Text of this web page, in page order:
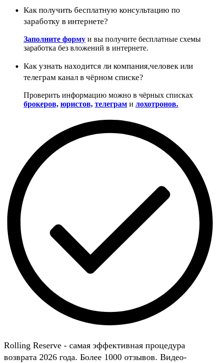
Как получить бесплатную консультацию по
заработку в интернете?
Заполните форму и вы получите бесплатные схемы
заработка без вложений в интернете.
Как узнать находится ли компания,человек или
телеграм канал в чёрном списке?
Проверить информацию можно в чёрных списках
брокеров, юристов, телеграм и лохотронов.
Rolling Reserve - самая эффективная процедура
возврата 2026 года. Более 1000 отзывов. Видео-